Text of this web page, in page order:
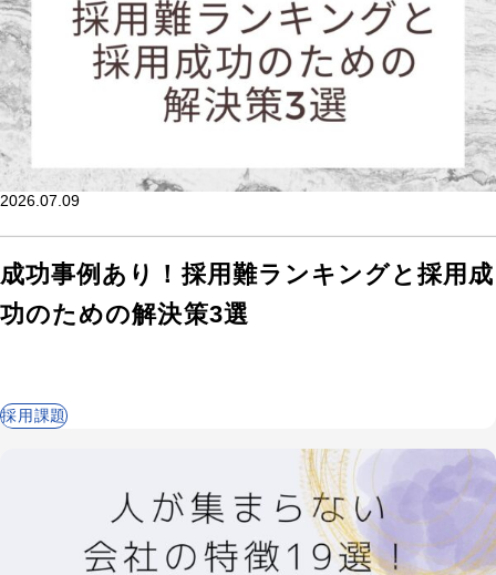
2026.07.09
成功事例あり！採用難ランキングと採用成
功のための解決策3選
採用課題